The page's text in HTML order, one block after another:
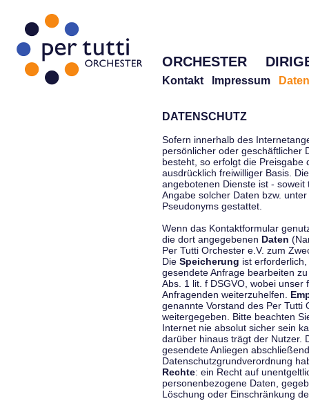
ORCHESTER
Kontakt Impressum
DATENSCHUTZ
Sofern innerhalb des
persönlicher oder geschäftlicher
besteht, so erfolgt die Preisgabe
ausdrücklich freiwilliger Basis.
angebotenen Dienste ist -
Angabe solcher Daten bzw.
Pseudonyms gestattet.
Wenn das Kontaktformular
die dort angegebenen Daten
Per Tutti Orchester e.V. zum
Die Speicherung ist
gesendete Anfrage bearbeiten
Abs. 1 lit. f DSGVO, wobei
Anfragenden weiterzuhelfen.
genannte Vorstand des Per Tutti
weitergegeben. Bitte beachten
Internet nie absolut sicher sein
darüber hinaus trägt der Nutzer.
gesendete Anliegen
Datenschutzgrundverordnung
Rechte: ein Recht auf
personenbezogene Daten,
Löschung oder Einschränkung